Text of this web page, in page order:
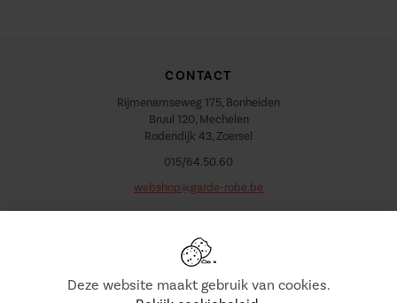
CONTACT
Rijmenamseweg 175, Bonheiden
Bruul 120, Mechelen
Rodendijk 43, Zoersel
015/64.50.60
webshop@garde-robe.be
Deze website maakt gebruik van cookies.